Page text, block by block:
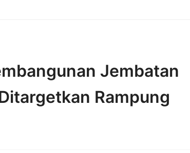
Jembatan
Rampung